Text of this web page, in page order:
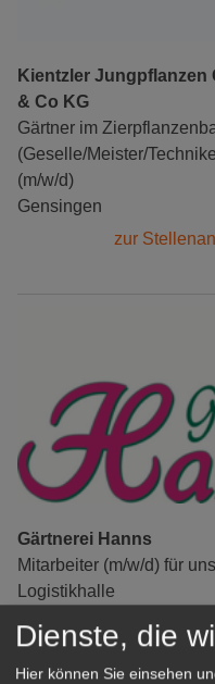
Kientzler Jungpflanzen
& Co KG
Gärtner im
(Geselle/Meister/
(m/w/d)
Gensingen
zur
Gärtnerei Hanns
Mitarbeiter (m/w/d) für
Logistikhalle
zur
Dienste, die
Hier können Sie einsehen